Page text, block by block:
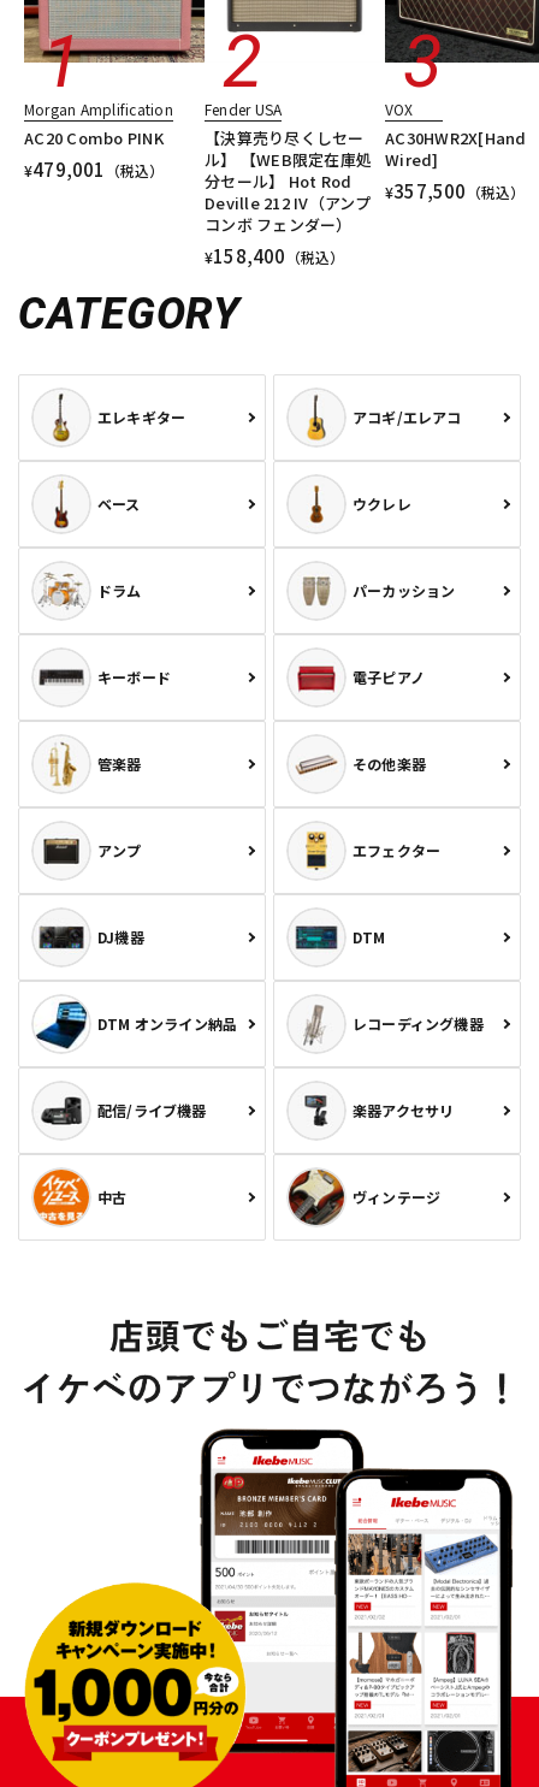
Morgan Amplification
AC20 Combo PINK
¥479,001 （税込）
Fender USA
【決算売り尽くしセー
ル】 【WEB限定在庫処
分セール】 Hot Rod
Deville 212 IV（アンプ
コンボ フェンダー）
¥158,400 （税込）
VOX
AC30HWR2X[Hand
Wired]
¥357,500 （税込）
CATEGORY
エレキギター アコギ/エレアコ
ベース ウクレレ
ドラム パーカッション
キーボード 電子ピアノ
管楽器 その他楽器
アンプ エフェクター
DJ機器 DTM
DTM オンライン納品 レコーディング機器
配信/ライブ機器 楽器アクセサリ
中古 ヴィンテージ